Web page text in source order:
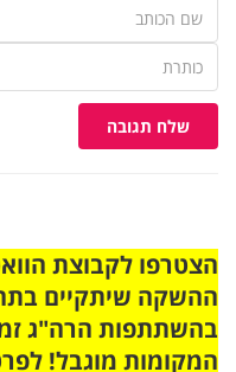
שלח תגובה
ההשקה שיתקיים
בהשתתפות הרה"ג
המקומות מוגבל!